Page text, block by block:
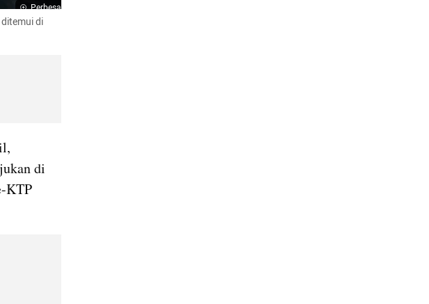
Perbesar
di
di
KTP